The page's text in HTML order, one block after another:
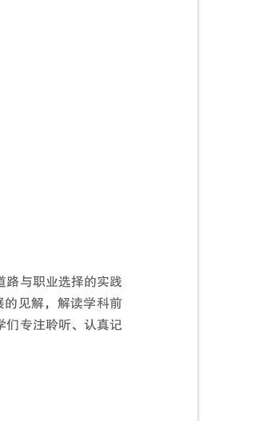
与职业选择的实践
见解，解读学科前
们专注聆听、认真记